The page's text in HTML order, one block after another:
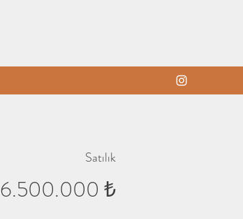
Satılık
6.500.000 ₺